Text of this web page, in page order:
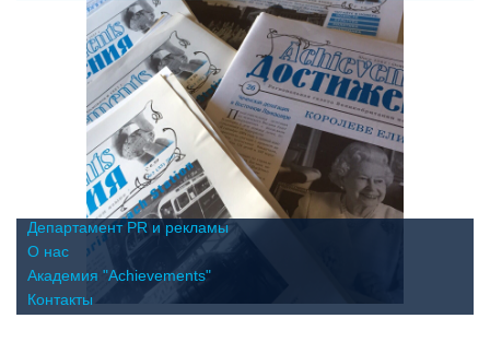
Департамент PR и рекламы
О нас
Академия "Achievements"
Контакты